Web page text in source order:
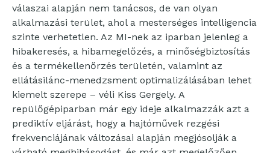
válaszai alapján nem tanácsos, de van olyan
alkalmazási terület, ahol a mesterséges intelligencia
szinte verhetetlen. Az MI-nek az iparban jelenleg a
hibakeresés, a hibamegelőzés, a minőségbiztosítás
és a termékellenőrzés területén, valamint az
ellátásilánc-menedzsment optimalizálásában lehet
kiemelt szerepe – véli Kiss Gergely. A
repülőgépiparban már egy ideje alkalmazzák azt a
prediktív eljárást, hogy a hajtóművek rezgési
frekvenciájának változásai alapján megjósolják a